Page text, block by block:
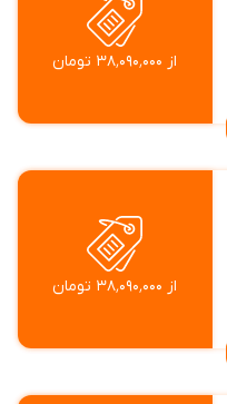
از ۳۸٬۰۹۰٬۰۰۰ تومان
از ۳۸٬۰۹۰٬۰۰۰ تومان